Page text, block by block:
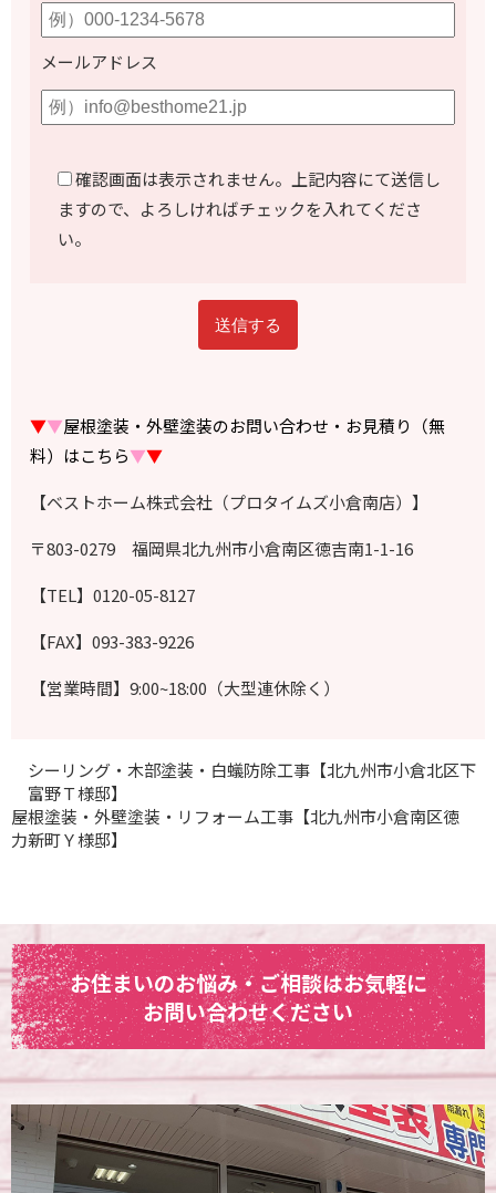
メールアドレス
確認画面は表示されません。上記内容にて送信し
ますので、よろしければチェックを入れてくださ
い。
▼▼屋根塗装・外壁塗装のお問い合わせ・お見積り（無
料）はこちら▼▼
【ベストホーム株式会社（プロタイムズ小倉南店）】
〒803-0279 福岡県北九州市小倉南区徳吉南1-1-16
【TEL】0120-05-8127
【FAX】093-383-9226
【営業時間】9:00~18:00（大型連休除く）
シーリング・木部塗装・白蟻防除工事【北九州市小倉北区下
富野Ｔ様邸】
屋根塗装・外壁塗装・リフォーム工事【北九州市小倉南区徳
力新町Ｙ様邸】
お住まいのお悩み・ご相談はお気軽に
お問い合わせください